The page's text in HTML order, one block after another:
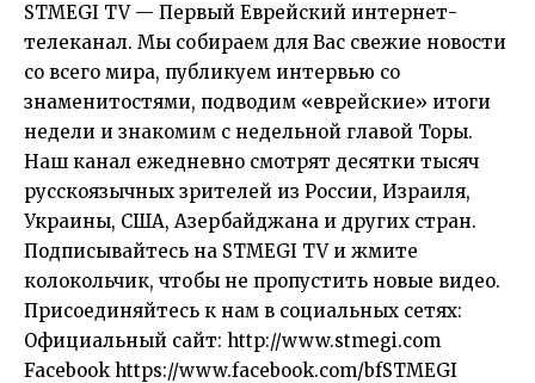
STMEGI TV — Первый Еврейский интернет-
телеканал. Мы собираем для Вас свежие новости
со всего мира, публикуем интервью со
знаменитостями, подводим «еврейские» итоги
недели и знакомим с недельной главой Торы.
Наш канал ежедневно смотрят десятки тысяч
русскоязычных зрителей из России, Израиля,
Украины, США, Азербайджана и других стран.
Подписывайтесь на STMEGI TV и жмите
колокольчик, чтобы не пропустить новые видео.
Присоединяйтесь к нам в социальных сетях:
Официальный сайт: http://www.stmegi.com
Facebook https://www.facebook.com/bfSTMEGI